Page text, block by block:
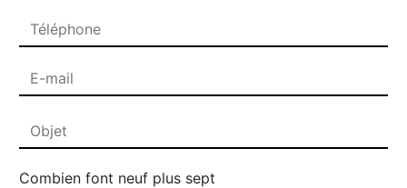
Combien font neuf plus sept